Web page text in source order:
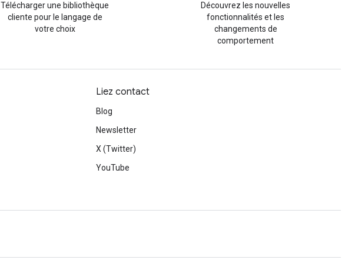
Télécharger une bibliothèque
cliente pour le langage de
votre choix
Découvrez les nouvelles
fonctionnalités et les
changements de
comportement
Liez contact
Blog
Newsletter
X (Twitter)
YouTube